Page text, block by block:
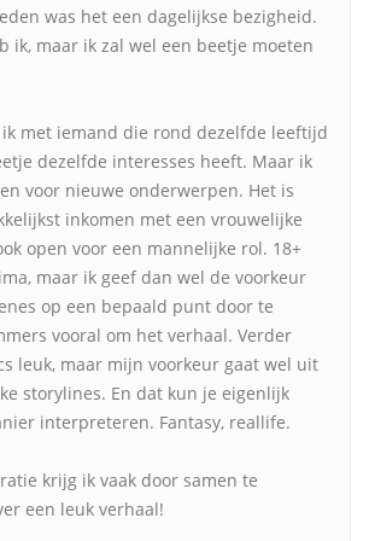
was het een dagelijkse bezigheid.
ik, maar ik zal wel een beetje moeten
met iemand die rond dezelfde leeftijd
dezelfde interesses heeft. Maar ik
voor nieuwe onderwerpen. Het is
inkomen met een vrouwelijke
open voor een mannelijke rol. 18+
maar ik geef dan wel de voorkeur
op een bepaald punt door te
vooral om het verhaal. Verder
leuk, maar mijn voorkeur gaat wel uit
storylines. En dat kun je eigenlijk
interpreteren. Fantasy, reallife.
krijg ik vaak door samen te
een leuk verhaal!